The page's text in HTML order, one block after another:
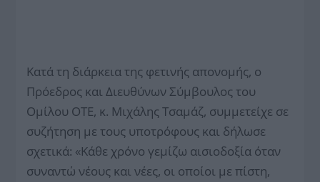
Κατά τη διάρκεια της φετινής απονομής, ο
Πρόεδρος και Διευθύνων Σύμβουλος του
Ομίλου ΟΤΕ, κ. Μιχάλης Τσαμάζ, συμμετείχε σε
συζήτηση με τους υποτρόφους και δήλωσε
σχετικά: «Κάθε χρόνο γεμίζω αισιοδοξία όταν
συναντώ νέους και νέες, οι οποίοι με πίστη,